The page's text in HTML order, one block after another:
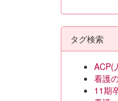
タグ検索
ACP(
看護
11期